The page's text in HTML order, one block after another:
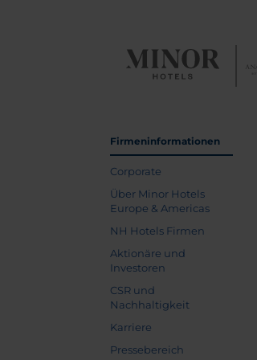
Firmeninformationen
Corporate
Über Minor Hotels
Europe & Americas
NH Hotels Firmen
Aktionäre und
Investoren
CSR und
Nachhaltigkeit
Karriere
Pressebereich